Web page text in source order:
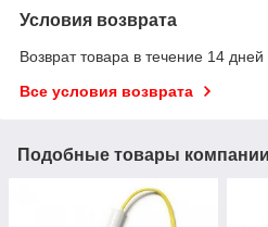
Условия возврата
Возврат товара в течение 14
Все условия возврата
Подобные товары компании